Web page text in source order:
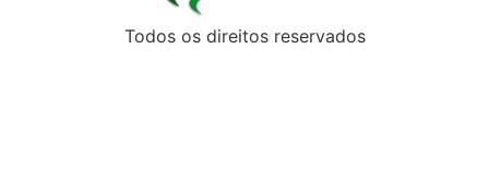
Todos os direitos reservados